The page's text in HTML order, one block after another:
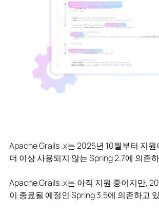
Apache Grails .x는 2025년 10월부터 지
더 이상 사용되지 않는 Spring 2.7에 의존
Apache Grails .x는 아직 지원 중이지만,
이 종료될 예정인 Spring 3.5에 의존하고